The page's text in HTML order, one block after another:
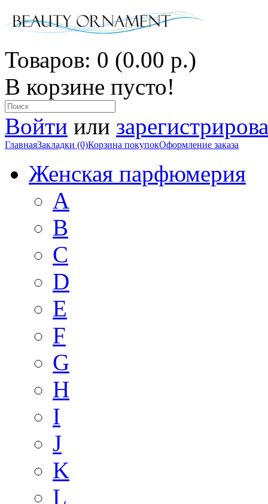
Товаров: 0 (0.00 р.)
В корзине пусто!
Войти или
ГлавнаяЗакладки (0)Корзина покупокОформление заказа
Женская парфюмерия
A
B
C
D
E
F
G
H
I
J
K
L